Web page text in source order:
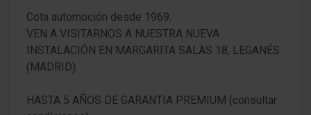
Retrovisor exterior plegable eléctricamente
Retrovisor exterior regulable eléctricamente y
Intermitente en Retrovisor exterior integrad.
Cota automoción desde 1969.
VEN A VISITARNOS A NUESTRA NUEVA
INSTALACIÓN EN MARGARITA SALAS 18, LEGANÉS
(MADRID).
HASTA 5 AÑOS DE GARANTIA PREMIUM (consultar